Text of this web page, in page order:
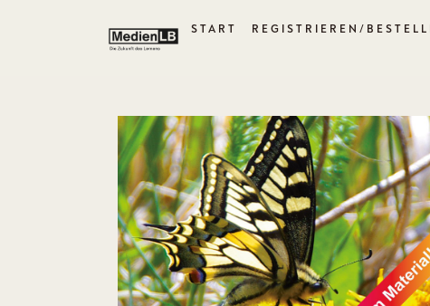
START REGISTRIEREN/